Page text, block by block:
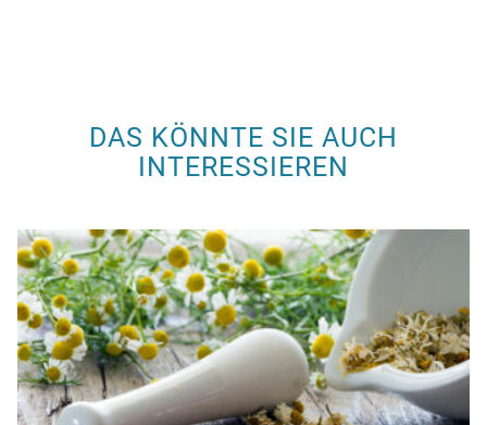
DAS KÖNNTE SIE AUCH
INTERESSIEREN